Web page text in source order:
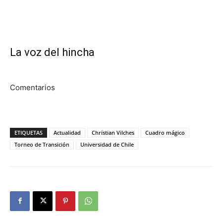
La voz del hincha
Comentarios
ETIQUETAS Actualidad Christian Vilches
Cuadro mágico
Torneo de Transición
Universidad de Chile